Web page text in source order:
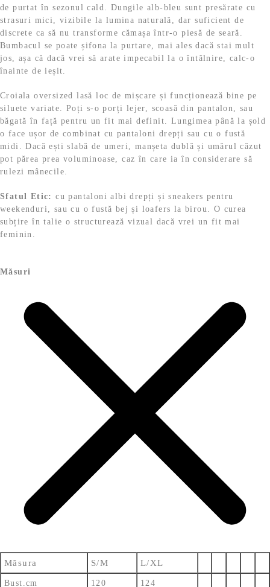
9
,
9
9
i
.
9
e
i
de purtat în sezonul cald. Dungile alb-bleu sunt presărate cu
strasuri mici, vizibile la lumina naturală, dar suficient de
discrete ca să nu transforme cămașa într-o piesă de seară.
Bumbacul se poate șifona la purtare, mai ales dacă stai mult
jos, așa că dacă vrei să arate impecabil la o întâlnire, calc-o
înainte de ieșit.
Croiala oversized lasă loc de mișcare și funcționează bine pe
siluete variate. Poți s-o porți lejer, scoasă din pantalon, sau
băgată în față pentru un fit mai definit. Lungimea până la șold
o face ușor de combinat cu pantaloni drepți sau cu o fustă
midi. Dacă ești slabă de umeri, manșeta dublă și umărul căzut
pot părea prea voluminoase, caz în care ia în considerare să
rulezi mânecile.
Sfatul Etic: cu pantaloni albi drepți și sneakers pentru
weekenduri, sau cu o fustă bej și loafers la birou. O curea
subțire în talie o structurează vizual dacă vrei un fit mai
feminin.
Măsuri
Măsura S/M L/XL
Bust.cm 120 124